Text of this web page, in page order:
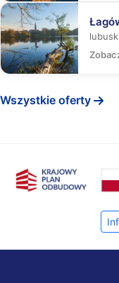
Wszystkie oferty